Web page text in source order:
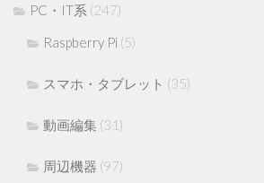
PC・IT系 (247)
Raspberry Pi (5)
スマホ・タブレット (35)
動画編集 (31)
周辺機器 (97)